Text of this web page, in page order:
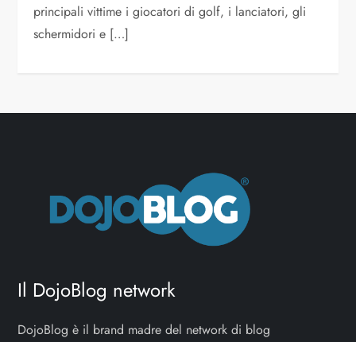
principali vittime i giocatori di golf, i lanciatori, gli
schermidori e […]
Il DojoBlog network
DojoBlog è il brand madre del network di blog